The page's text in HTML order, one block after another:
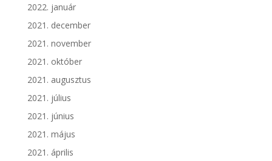
2022. január
2021. december
2021. november
2021. október
2021. augusztus
2021. július
2021. június
2021. május
2021. április